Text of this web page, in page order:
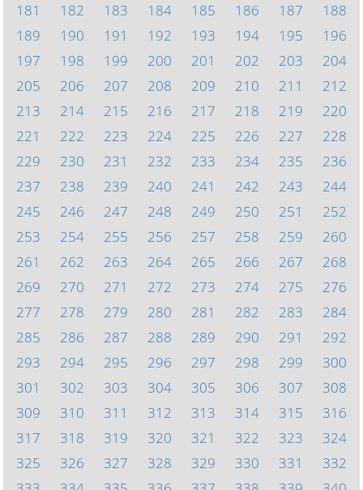
181
182 183 184 185 186 187
188
189
190 191 192 193 194 195
196
197
198 199 200 201 202 203
204
205
206 207 208 209 210 211
212
213
214 215 216 217 218 219
220
221
222 223 224 225 226 227
228
229
230 231 232 233 234 235
236
237
238 239 240 241 242 243
244
245
246 247 248 249 250 251
252
253
254 255 256 257 258 259
260
261
262 263 264 265 266 267
268
269
270 271 272 273 274 275
276
277
278 279 280 281 282 283
284
285
286 287 288 289 290 291
292
293
294 295 296 297 298 299
300
301
302 303 304 305 306 307
308
309
310 311 312 313 314 315
316
317
318 319 320 321 322 323
324
325
326 327 328 329 330 331
332